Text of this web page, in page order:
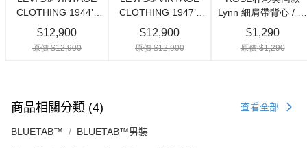
商品相關分類 (4) 查看全部
BLUETAB™ BLUETAB™男裝